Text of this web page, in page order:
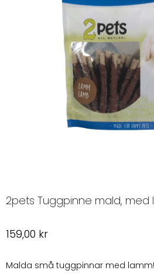
2pets Tuggpinne mald, med
159,00 kr
Malda små tuggpinnar med lamm!